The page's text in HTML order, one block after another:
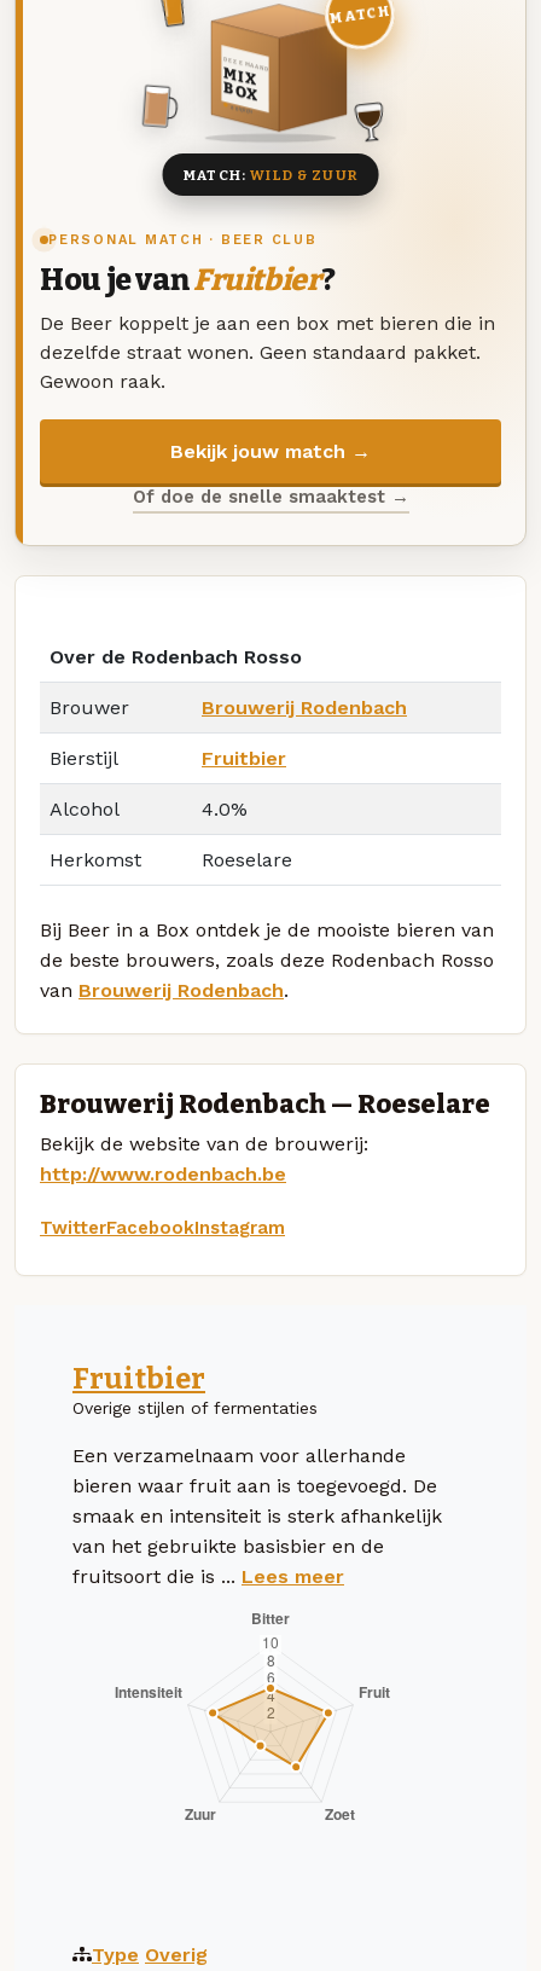
PERSONAL MATCH · BEER CLUB
Hou je vanFruitbier?
De Beer koppelt je aan een box met bieren die in
dezelfde straat wonen. Geen standaard pakket.
Gewoon raak.
Bekijk jouw match →
Of doe de snelle smaaktest →
DEZE MAAND
MIX
BOX
8 BIEREN
MATCH
MATCH:WILD & ZUUR
Over de Rodenbach Rosso
Brouwer Brouwerij Rodenbach
Bierstijl Fruitbier
Alcohol 4.0%
Herkomst Roeselare
Bij Beer in a Box ontdek je de mooiste bieren van
de beste brouwers, zoals deze Rodenbach Rosso
van Brouwerij Rodenbach.
Brouwerij Rodenbach — Roeselare
Bekijk de website van de brouwerij:
http://www.rodenbach.be
TwitterFacebookInstagram
Fruitbier
Overige stijlen of fermentaties
Een verzamelnaam voor allerhande
bieren waar fruit aan is toegevoegd. De
smaak en intensiteit is sterk afhankelijk
van het gebruikte basisbier en de
fruitsoort die is ... Lees meer
Type Overig